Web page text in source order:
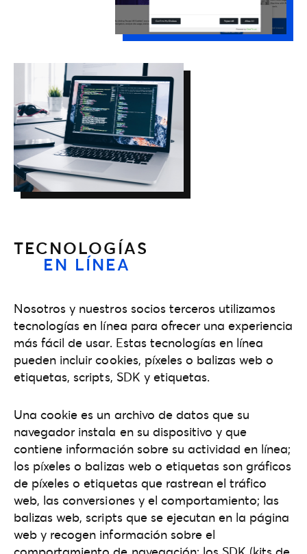
TECNOLOGÍAS
EN LÍNEA
Nosotros y nuestros socios terceros utilizamos
tecnologías en línea para ofrecer una experiencia
más fácil de usar. Estas tecnologías en línea
pueden incluir cookies, píxeles o balizas web o
etiquetas, scripts, SDK y etiquetas.
Una cookie es un archivo de datos que su
navegador instala en su dispositivo y que
contiene información sobre su actividad en línea;
los píxeles o balizas web o etiquetas son gráficos
de píxeles o etiquetas que rastrean el tráfico
web, las conversiones y el comportamiento; las
balizas web, scripts que se ejecutan en la página
web y recogen información sobre el